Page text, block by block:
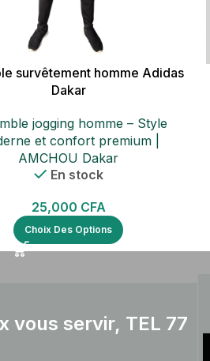
survêtement homme Adidas
Dakar
jogging homme – Style
et confort premium |
AMCHOU Dakar
En stock
25,000 CFA
Choix Des Options
vous servir, TEL 77